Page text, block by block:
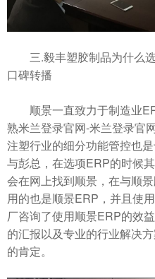
三.毅丰塑胶制品为什么选
口碑转播
顺景一直致力于制造业
熟米兰登录官网-米兰登录官
注塑行业的细分功能管控也
与彭总，在选项ERP的时候
会在网上找到顺景，在与顺
用的也是顺景ERP，并且使
厂咨询了使用顺景ERP的效
的汇报以及专业的行业解决
的肯定。